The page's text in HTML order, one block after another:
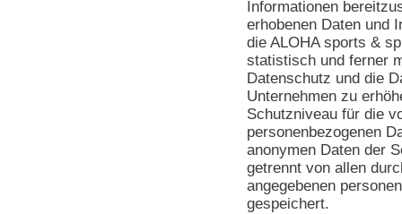
Informationen
erhobenen Daten und
die ALOHA sports &
statistisch und ferner
Datenschutz und die
Unternehmen zu
Schutzniveau für die
personenbezogenen
anonymen Daten der
getrennt von allen
angegebenen
gespeichert.